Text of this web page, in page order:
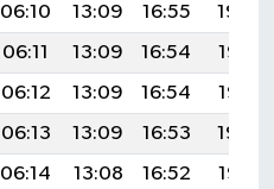
06:10 13:09 16:55
19:59
06:11 13:09 16:54
19:57
06:12 13:09 16:54
19:56
06:13 13:09 16:53
19:54
06:14 13:08 16:52
19:53